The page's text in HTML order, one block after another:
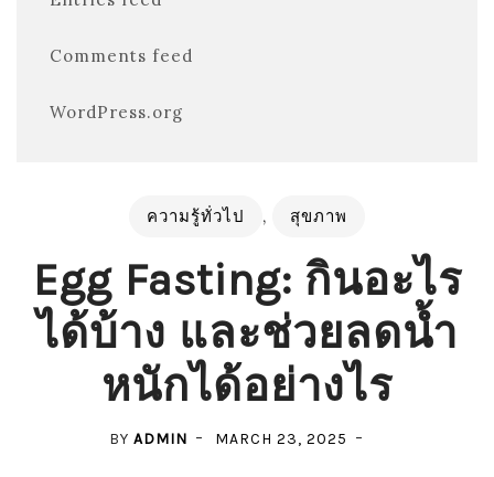
Comments feed
WordPress.org
ความรู้ทั่วไป , สุขภาพ
Egg Fasting: กินอะไร
ได้บ้าง และช่วยลดน้ำ
หนักได้อย่างไร
BY ADMIN MARCH 23, 2025